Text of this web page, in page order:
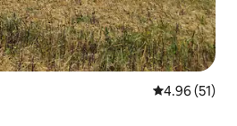
平均评分
4.96 (51)